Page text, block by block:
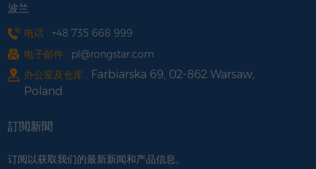
波兰
电话 : +48 735 668 999
电子邮件 : pl@rongstar.com
办公室及仓库 : Farbiarska 69, 02-862 Warsaw,
Poland
訂閲新聞
订阅以获取我们的最新新闻和产品信息。